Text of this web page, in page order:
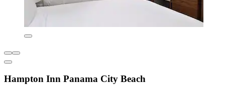
Hampton Inn Panama City Beach